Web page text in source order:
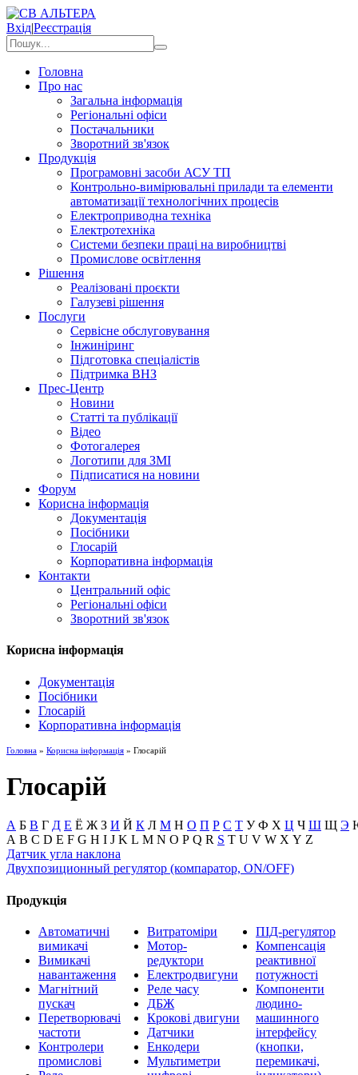
Вхід|Реєстрація
Головна
Про нас
Загальна інформація
Регіональні офіси
Постачальники
Зворотний зв'язок
Продукція
Програмовні засоби АСУ ТП
Контрольно-вимірювальні прилади та елементи
автоматизації технологічних процесів
Електроприводна техніка
Електротехніка
Системи безпеки праці на виробництві
Промислове освітлення
Рішення
Реалізовані проєкти
Галузеві рішення
Послуги
Сервісне обслуговування
Інжиніринг
Підготовка спеціалістів
Підтримка ВНЗ
Прес-Центр
Новини
Статті та публікації
Відео
Фотогалерея
Логотипи для ЗМІ
Підписатися на новини
Форум
Корисна інформація
Документація
Посібники
Глосарій
Корпоративна інформація
Контакти
Центральний офіс
Регіональні офіси
Зворотний зв'язок
Корисна інформація
Документація
Посібники
Глосарій
Корпоративна інформація
Головна » Корисна інформація » Глосарій
Глосарій
А Б В Г Д Е Ё Ж З И Й К Л М Н О П Р С Т У Ф Х Ц Ч Ш Щ Э
A B C D E F G H I J K L M N O P Q R S T U V W X Y Z
Датчик угла наклона
Двухпозиционный регулятор (компаратор, ON/OFF)
Продукція
Автоматичні
вимикачі
Вимикачі
навантаження
Магнітний
пускач
Перетворювачі
частоти
Контролери
промислові
Витратоміри
Мотор-
редуктори
Електродвигуни
Реле часу
ДБЖ
Крокові двигуни
Датчики
Енкодери
Мультиметри
ПІД-регулятор
Компенсація
реактивної
потужності
Компоненти
людино-
машинного
інтерфейсу
(кнопки,
перемикачі,